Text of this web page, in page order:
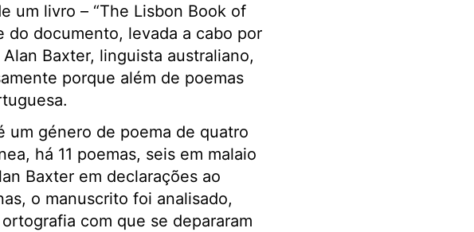
um livro – “The Lisbon Book of
do documento, levada a cabo por
Baxter, linguista australiano,
porque além de poemas
um género de poema de quatro
há 11 poemas, seis em malaio
Baxter em declarações ao
o manuscrito foi analisado,
com que se depararam